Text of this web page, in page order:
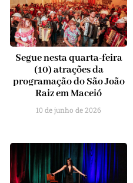
Segue nesta quarta-feira
(10) atrações da
programação do São João
Raiz em Maceió
10 de junho de 2026